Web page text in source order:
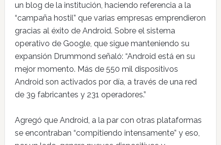
un blog de la institución, haciendo referencia a la
“campaña hostil” que varias empresas emprendieron
gracias al éxito de Android. Sobre el sistema
operativo de Google, que sigue manteniendo su
expansión Drummond señaló: “Android está en su
mejor momento. Más de 550 mil dispositivos
Android son activados por día, a través de una red
de 39 fabricantes y 231 operadores.”
Agregó que Android, a la par con otras plataformas
se encontraban “compitiendo intensamente” y eso,